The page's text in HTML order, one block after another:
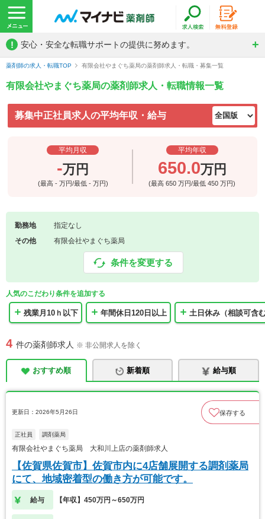
! 安心・安全な転職サポートの提供に努めます。
薬剤師の求人・転職TOP 有限会社やまぐち薬局の薬剤師求人・転職・募集一覧
有限会社やまぐち薬局の薬剤師求人・転職情報一覧
募集中正社員求人の平均年収・給与
平均月収
-万円
(最高 - 万円/最低 - 万円)
平均年収
650.0万円
(最高650万円/最低450万円)
勤務地
指定なし
その他
有限会社やまぐち薬局
条件を変更する
人気のこだわり条件を追加する
残業月10ｈ以下 年間休日120日以上 土日休み（相談可含
4 件の薬剤師求人 ※ 非公開求人を除く
おすすめ順 新着順 給与順
更新日：2026年5月26日 保存する
正社員 調剤薬局
有限会社やまぐち薬局 大和川上店の薬剤師求人
【佐賀県佐賀市】佐賀市内に4店舗展開する調剤薬局
にて、地域密着型の働き方が可能です。
給与 【年収】450万円～650万円